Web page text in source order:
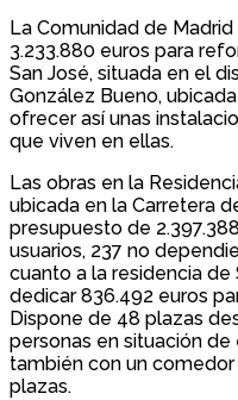
La Comunidad de
3.233.880 euros para
San José, situada en el
González Bueno,
ofrecer así unas
que viven en ellas.
Las obras en la
ubicada en la Carretera
presupuesto de
usuarios, 237 no
cuanto a la residencia de
dedicar 836.492 euros
Dispone de 48 plazas
personas en situación
también con un
plazas.